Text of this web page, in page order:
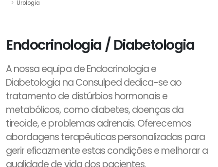
Urologia
Endocrinologia / Diabetologia
A nossa equipa de Endocrinologia e
Diabetologia na Consulped dedica-se ao
tratamento de distúrbios hormonais e
metabólicos, como diabetes, doenças da
tireoide, e problemas adrenais. Oferecemos
abordagens terapêuticas personalizadas para
gerir eficazmente estas condições e melhorar a
qualidade de vida dos pacientes.